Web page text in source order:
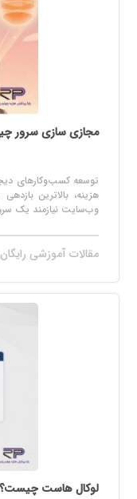
مجازی سازی سرور
توسعه کسب‌وکارهای
هزینه، بالاترین
وب‌سایت نیازمند یک
مقالات آموزشی
لوکال هاست چیست؟ |